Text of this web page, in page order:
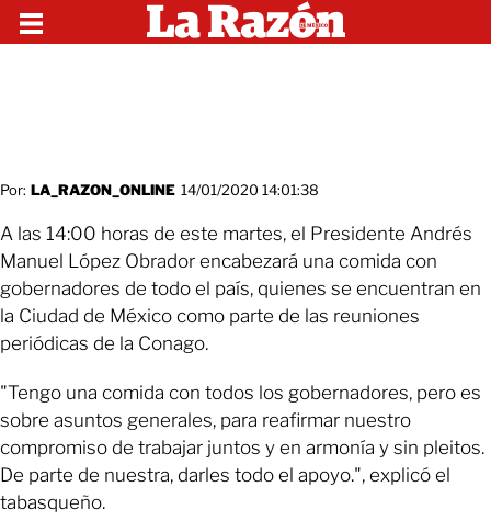
Por: LA_RAZON_ONLINE 14/01/2020 14:01:38
A las 14:00 horas de este martes, el Presidente Andrés
Manuel López Obrador encabezará una comida con
gobernadores de todo el país, quienes se encuentran en
la Ciudad de México como parte de las reuniones
periódicas de la Conago.
"Tengo una comida con todos los gobernadores, pero es
sobre asuntos generales, para reafirmar nuestro
compromiso de trabajar juntos y en armonía y sin pleitos.
De parte de nuestra, darles todo el apoyo.", explicó el
tabasqueño.